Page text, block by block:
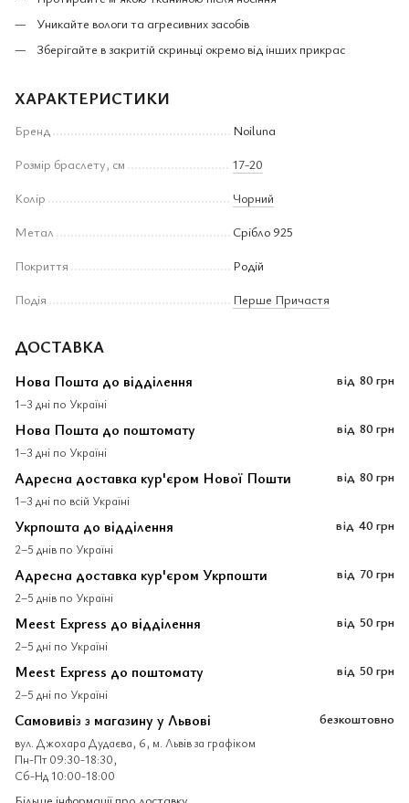
Уникайте вологи та агресивних засобів
Зберігайте в закритій скриньці окремо від інших прикрас
ХАРАКТЕРИСТИКИ
Бренд
Noiluna
Розмір браслету, см
17-20
Колір
Чорний
Метал
Срібло 925
Покриття
Родій
Подія
Перше Причастя
ДОСТАВКА
Нова Пошта до відділення
1–3 дні по Україні
від 80 грн
Нова Пошта до поштомату
1–3 дні по Україні
від 80 грн
Адресна доставка кур'єром Нової Пошти
1–3 дні по всій Україні
від 80 грн
Укрпошта до відділення
2–5 днів по Україні
від 40 грн
Адресна доставка кур'єром Укрпошти
2–5 днів по Україні
від 70 грн
Meest Express до відділення
2–5 дні по Україні
від 50 грн
Meest Express до поштомату
2–5 дні по Україні
від 50 грн
Самовивіз з магазину у Львові
вул. Джохара Дудаєва, 6, м. Львів за графіком
Пн-Пт 09:30-18:30,
Сб-Нд 10:00-18:00
безкоштовно